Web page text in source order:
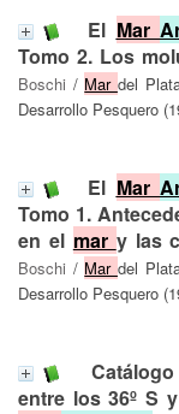
El Mar
Tomo 2. Los
Boschi / Mar del
Desarrollo Pesquero
El Mar
Tomo 1.
en el mar y las
Boschi / Mar del
Desarrollo Pesquero
entre los 36º S